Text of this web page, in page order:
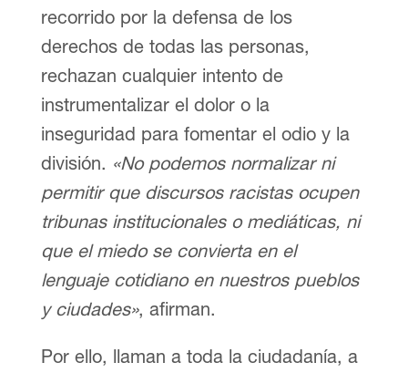
recorrido por la defensa de los
derechos de todas las personas,
rechazan cualquier intento de
instrumentalizar el dolor o la
inseguridad para fomentar el odio y la
división. «No podemos normalizar ni
permitir que discursos racistas ocupen
tribunas institucionales o mediáticas, ni
que el miedo se convierta en el
lenguaje cotidiano en nuestros pueblos
y ciudades», afirman.
Por ello, llaman a toda la ciudadanía, a